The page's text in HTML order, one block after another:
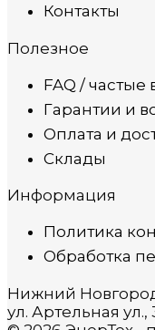
Контакты
Полезное
FAQ / частые
Гарантии и
Оплата и
Склады
Информация
Политика
Обработка
Нижний
ул. Артельная ул.,